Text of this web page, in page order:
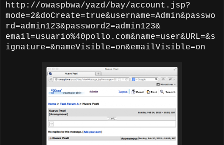
http://owaspbwa/yazd/bay/account.jsp?
mode=2&doCreate=true&username=Admin&passwo
rd=admin123&password2=admin123&
email=usuario%40pollo.com&name=user&URL=&s
ignature=&nameVisible=on&emailVisible=on